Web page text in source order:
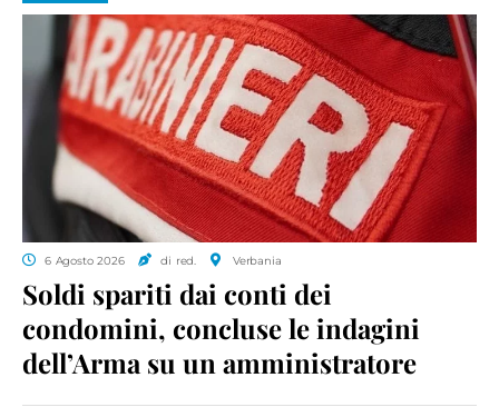
6 Agosto 2026 di red. Verbania
Soldi spariti dai conti dei
condomini, concluse le indagini
dell’Arma su un amministratore